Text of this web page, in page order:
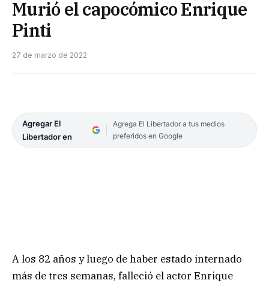
Murió el capocómico Enrique
Pinti
27 de marzo de 2022
Agregar El
Libertador en
Agrega El Libertador a tus medios
preferidos en Google
A los 82 años y luego de haber estado internado
más de tres semanas, falleció el actor Enrique